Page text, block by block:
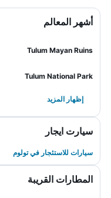
أشهر المعالم
Tulum Mayan Ruins
Tulum National Park
إظهار المزيد
سيارت ايجار
سيارات للاستئجار في تولوم
المطارات القريبة